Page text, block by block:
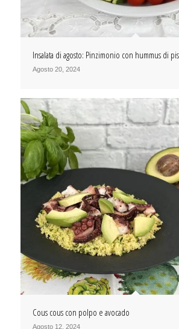
Insalata di agosto: Pinzimonio con hummus di
Agosto 20, 2024
Cous cous con polpo e avocado
Agosto 12, 2024